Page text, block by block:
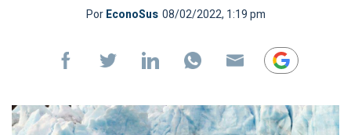
PorEconoSus 08/02/2022, 1:19 pm